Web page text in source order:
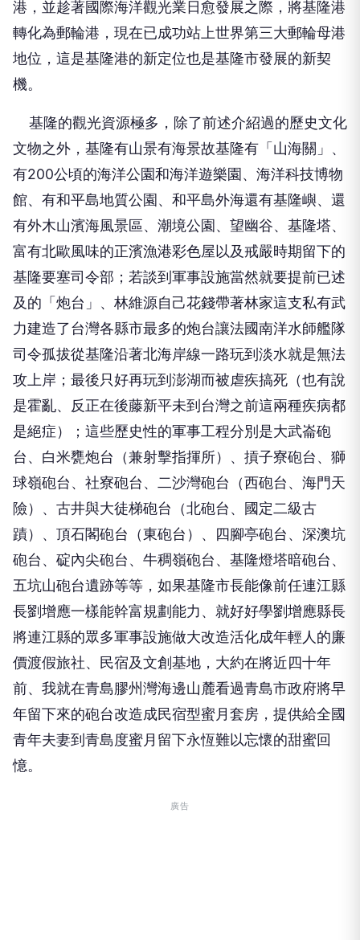
港，並趁著國際海洋觀光業日愈發展之際，將基隆港
轉化為郵輪港，現在已成功站上世界第三大郵輪母港
地位，這是基隆港的新定位也是基隆市發展的新契
機。
基隆的觀光資源極多，除了前述介紹過的歷史文化
文物之外，基隆有山景有海景故基隆有「山海關」、
有200公頃的海洋公園和海洋遊樂園、海洋科技博物
館、有和平島地質公園、和平島外海還有基隆嶼、還
有外木山濱海風景區、潮境公園、望幽谷、基隆塔、
富有北歐風味的正濱漁港彩色屋以及戒嚴時期留下的
基隆要塞司令部；若談到軍事設施當然就要提前已述
及的「炮台」、林維源自己花錢帶著林家這支私有武
力建造了台灣各縣市最多的炮台讓法國南洋水師艦隊
司令孤拔從基隆沿著北海岸線一路玩到淡水就是無法
攻上岸；最後只好再玩到澎湖而被虐疾搞死（也有說
是霍亂、反正在後藤新平未到台灣之前這兩種疾病都
是絕症）；這些歷史性的軍事工程分別是大武崙砲
台、白米甕炮台（兼射擊指揮所）、摃子寮砲台、獅
球嶺砲台、社寮砲台、二沙灣砲台（西砲台、海門天
險）、古井與大徒梯砲台（北砲台、國定二級古
蹟）、頂石閣砲台（東砲台）、四腳亭砲台、深澳坑
砲台、碇內尖砲台、牛稠嶺砲台、基隆燈塔暗砲台、
五坑山砲台遺跡等等，如果基隆市長能像前任連江縣
長劉增應一樣能幹富規劃能力、就好好學劉增應縣長
將連江縣的眾多軍事設施做大改造活化成年輕人的廉
價渡假旅社、民宿及文創基地，大約在將近四十年
前、我就在青島膠州灣海邊山麓看過青島市政府將早
年留下來的砲台改造成民宿型蜜月套房，提供給全國
青年夫妻到青島度蜜月留下永恆難以忘懷的甜蜜回
憶。
廣告